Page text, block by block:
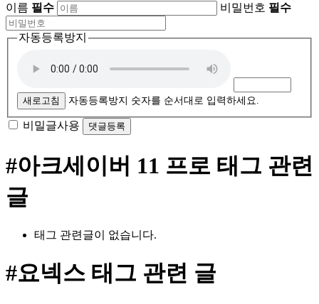
이름 필수 비밀번호 필수
자동등록방지
새로고침 자동등록방지 숫자를 순서대로 입력하세요.
비밀글사용
#아크세이버 11 프로 태그 관련
글
태그 관련글이 없습니다.
#요넥스 태그 관련 글